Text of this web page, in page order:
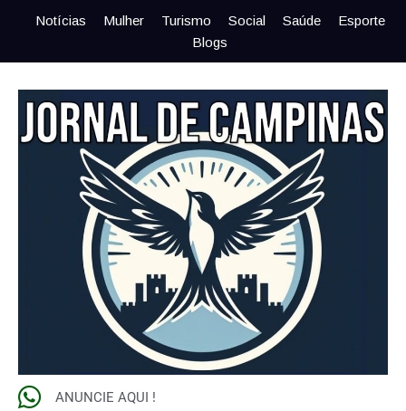
Notícias Mulher Turismo Social Saúde
Esporte
Blogs
ANUNCIE AQUI !